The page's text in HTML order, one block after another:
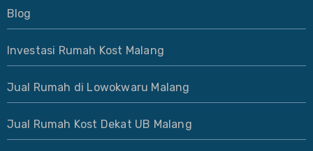
Blog
Investasi Rumah Kost Malang
Jual Rumah di Lowokwaru Malang
Jual Rumah Kost Dekat UB Malang